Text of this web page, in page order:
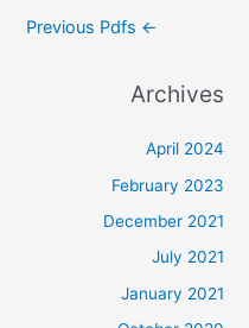
←
Archives
April 2024
February 2023
December 2021
July 2021
January 2021